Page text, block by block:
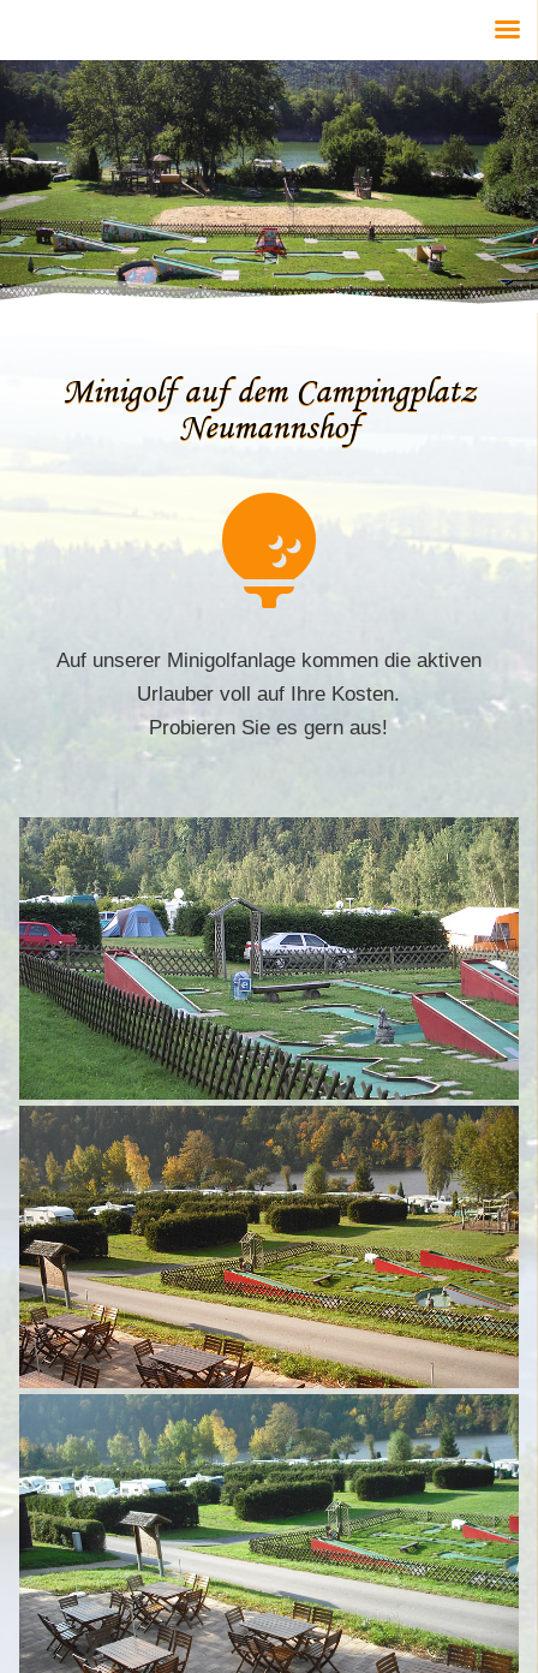
Minigolf auf dem Campingplatz
Neumannshof

Auf unserer Minigolfanlage kommen die aktiven
Urlauber voll auf Ihre Kosten.
Probieren Sie es gern aus!